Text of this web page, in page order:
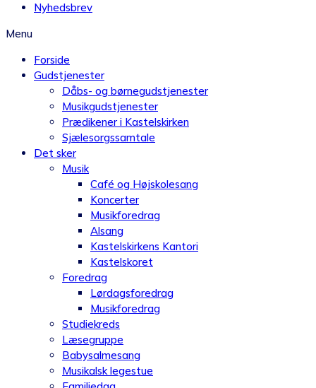
Nyhedsbrev
Menu
Forside
Gudstjenester
Dåbs- og børnegudstjenester
Musikgudstjenester
Prædikener i Kastelskirken
Sjælesorgssamtale
Det sker
Musik
Café og Højskolesang
Koncerter
Musikforedrag
Alsang
Kastelskirkens Kantori
Kastelskoret
Foredrag
Lørdagsforedrag
Musikforedrag
Studiekreds
Læsegruppe
Babysalmesang
Musikalsk legestue